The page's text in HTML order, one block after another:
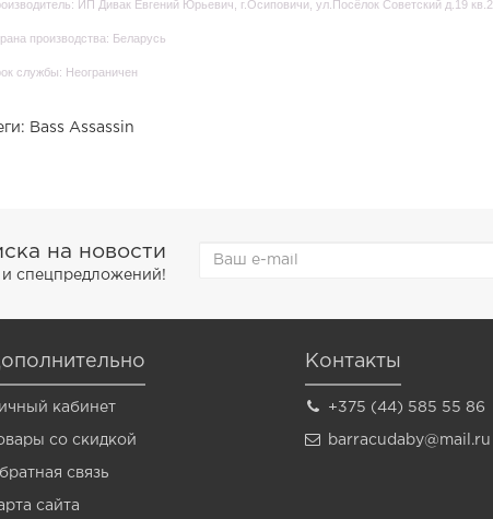
ИП Дивак Евгений Юрьевич, г.Осиповичи, ул.Посёлок Советский д.19 кв.2
производства: Беларусь
службы: Неограничен
Bass Assassin
на новости
и спецпредложений!
кабинет
со скидкой
связь
сайта
Контакты
+375 (44) 585 55 86
barracudaby@mail.ru